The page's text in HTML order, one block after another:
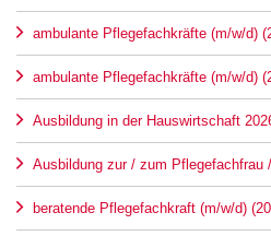
ambulante Pflegefachkräfte (m/w/d)
ambulante Pflegefachkräfte (m/w/d)
Ausbildung in der Hauswirtschaft
Ausbildung zur / zum Pflegefachfrau
beratende Pflegefachkraft (m/w/d)